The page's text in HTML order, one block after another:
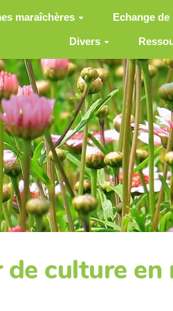
maraîchères Echange
Divers
de culture